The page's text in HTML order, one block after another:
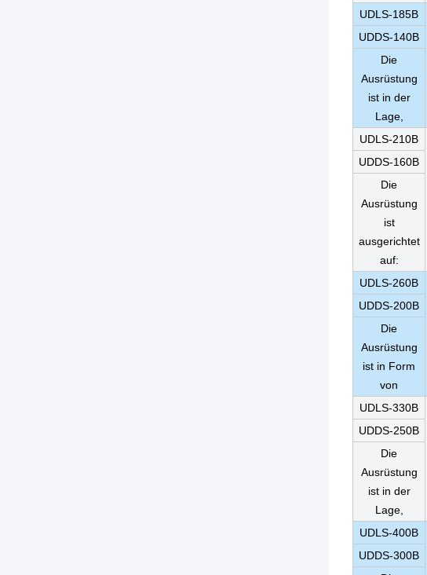
UDLS-185B
UDDS-140B
Die
Ausrüstung
ist in der
Lage,
UDLS-210B
UDDS-160B
Die
Ausrüstung
ist
ausgerichtet
auf:
UDLS-260B
UDDS-200B
Die
Ausrüstung
ist in Form
von
UDLS-330B
UDDS-250B
Die
Ausrüstung
ist in der
Lage,
UDLS-400B
UDDS-300B